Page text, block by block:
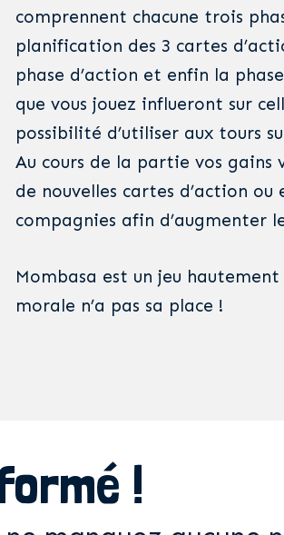
comprennent chacune trois
planification des 3 cartes
phase d’action et enfin la
que vous jouez influeront sur
possibilité d’utiliser aux tours
Au cours de la partie vos gains
de nouvelles cartes d’action ou
compagnies afin d’augmenter
Mombasa est un jeu
morale n’a pas sa place !
!